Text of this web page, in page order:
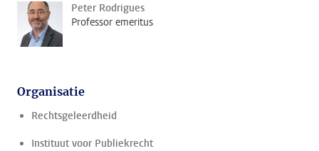
Peter Rodrigues
Professor emeritus
Organisatie
Rechtsgeleerdheid
Instituut voor Publiekrecht